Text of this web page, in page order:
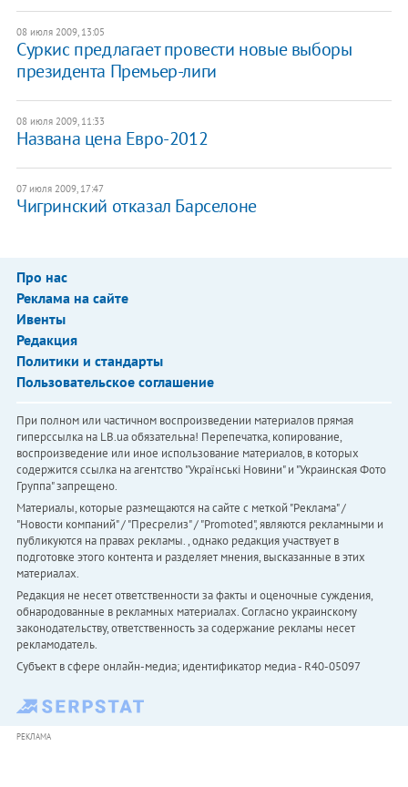
08 июля 2009, 13:05
Суркис предлагает провести новые выборы
президента Премьер-лиги
08 июля 2009, 11:33
Названа цена Евро-2012
07 июля 2009, 17:47
Чигринский отказал Барселоне
Про нас
Реклама на сайте
Ивенты
Редакция
Политики и стандарты
Пользовательское соглашение
При полном или частичном воспроизведении материалов прямая
гиперссылка на LB.ua обязательна! Перепечатка, копирование,
воспроизведение или иное использование материалов, в которых
содержится ссылка на агентство "Українськi Новини" и "Украинская Фото
Группа" запрещено.
Материалы, которые размещаются на сайте с меткой "Реклама" /
"Новости компаний" / "Пресрелиз" / "Promoted", являются рекламными и
публикуются на правах рекламы. , однако редакция участвует в
подготовке этого контента и разделяет мнения, высказанные в этих
материалах.
Редакция не несет ответственности за факты и оценочные суждения,
обнародованные в рекламных материалах. Согласно украинскому
законодательству, ответственность за содержание рекламы несет
рекламодатель.
Субъект в сфере онлайн-медиа; идентификатор медиа - R40-05097
РЕКЛАМА